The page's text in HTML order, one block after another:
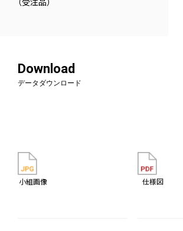
Download
データダウンロード
小組画像 仕様図